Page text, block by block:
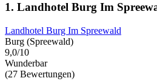
1. Landhotel Burg Im
Landhotel Burg Im Spreewald
Burg (Spreewald)
9,0/10
Wunderbar
(27 Bewertungen)